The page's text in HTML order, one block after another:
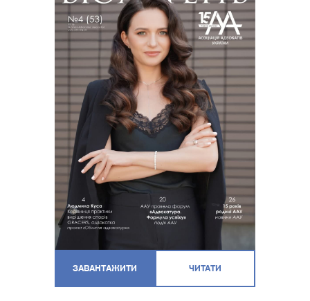
ЗАВАНТАЖИТИ ЧИТАТИ